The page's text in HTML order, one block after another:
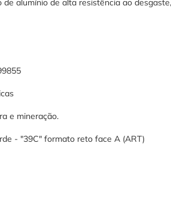
de alumínio de alta resistência ao
e mineração.
- "39C" formato reto face A (ART)